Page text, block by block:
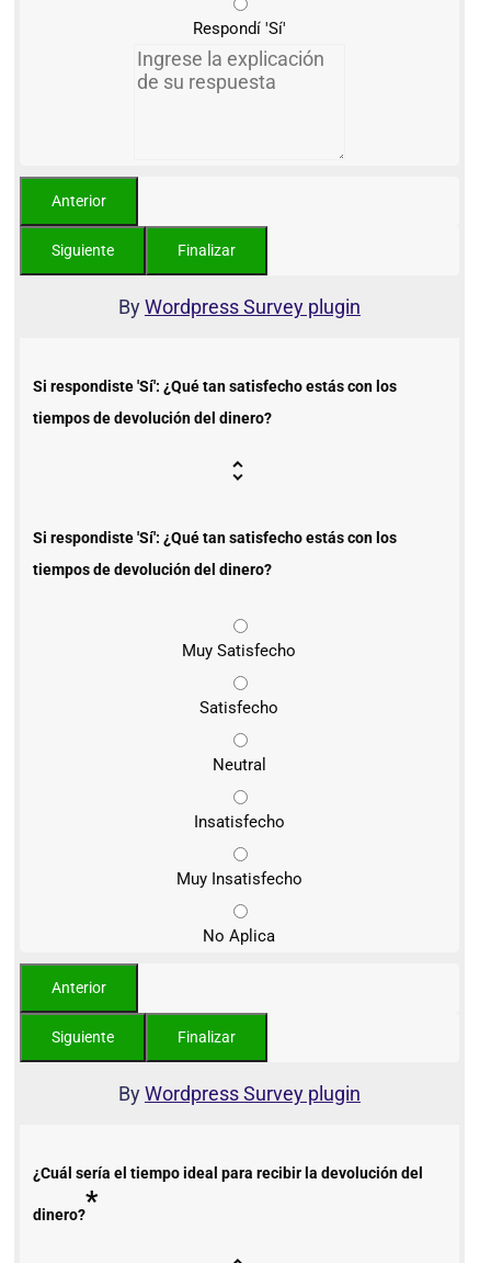
Respondí 'Sí'
ByWordpress Survey plugin
Si respondiste 'Sí': ¿Qué tan satisfecho estás con los
tiempos de devolución del dinero?
Si respondiste 'Sí': ¿Qué tan satisfecho estás con los
tiempos de devolución del dinero?
Muy Satisfecho
Satisfecho
Neutral
Insatisfecho
Muy Insatisfecho
No Aplica
ByWordpress Survey plugin
¿Cuál sería el tiempo ideal para recibir la devolución del
dinero?*